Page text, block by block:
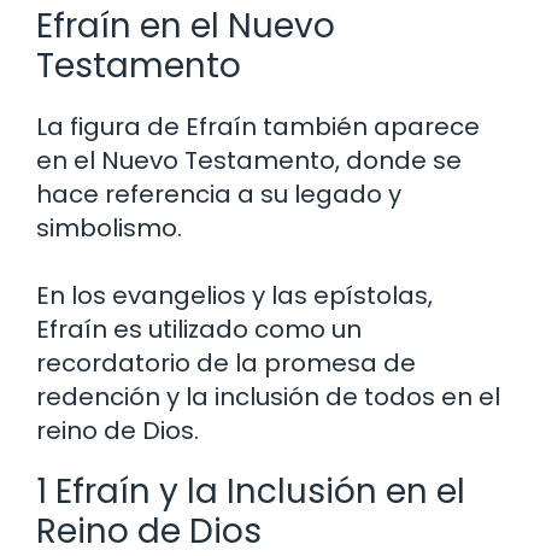
Efraín en el Nuevo
Testamento
La figura de Efraín también aparece
en el Nuevo Testamento, donde se
hace referencia a su legado y
simbolismo.
En los evangelios y las epístolas,
Efraín es utilizado como un
recordatorio de la promesa de
redención y la inclusión de todos en el
reino de Dios.
1 Efraín y la Inclusión en el
Reino de Dios